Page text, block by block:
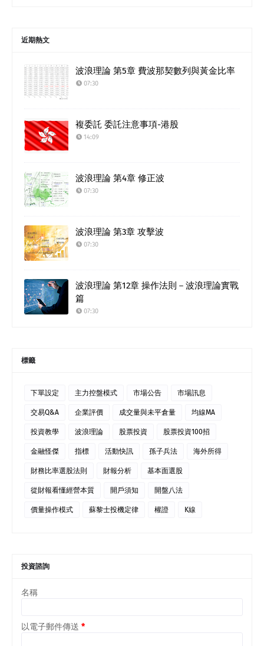
近期熱文
波浪理論 第5章 費波那契數列與黃金比率
07:30
複委託 委託注意事項-港股
14:09
波浪理論 第4章 修正波
07:30
波浪理論 第3章 攻擊波
07:30
波浪理論 第12章 操作法則－波浪理論實戰
篇
07:30
標籤
下單設定 主力控盤模式 市場公告 市場訊息
交易Q&A 企業評價 成交量與未平倉量 均線MA
投資教學 波浪理論 股票投資 股票投資100招
金融怪傑 指標 活動快訊 孫子兵法 海外所得
財務比率選股法則 財報分析 基本面選股
從財報看懂經營本質 開戶須知 開盤八法
價量操作模式 蘇黎士投機定律 權證 K線
投資諮詢
名稱
以電子郵件傳送 *